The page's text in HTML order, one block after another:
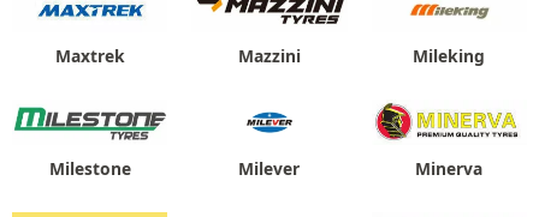
Maxtrek Mazzini Mileking
Milestone Milever Minerva